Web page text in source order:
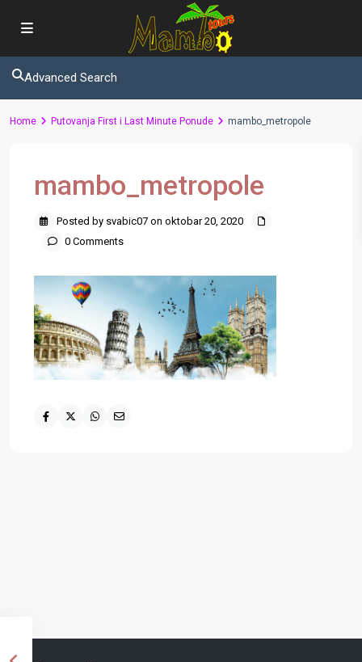
Advanced Search
Home Putovanja First i Last Minute Ponude mambo_metropole
mambo_metropole
Posted by svabic07 on oktobar 20, 2020
0 Comments